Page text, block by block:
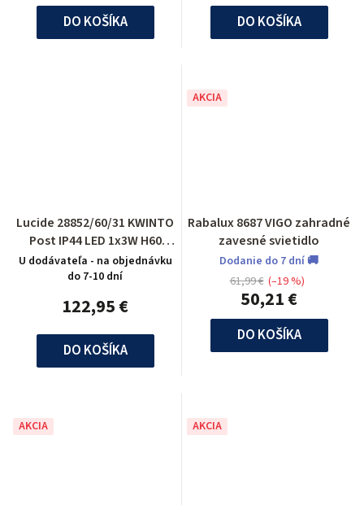
DO KOŠÍKA DO KOŠÍKA
Lucide 28852/60/31 KWINTO
Post IP44 LED 1x3W H60
B12cm White
U dodávateľa - na objednávku
do 7-10 dní
122,95 €
DO KOŠÍKA
AKCIA
Rabalux 8687 VIGO zahradné
zavesné svietidlo
Dodanie do 7 dní 🚚
50,21 €
61,99 € (–19 %)
DO KOŠÍKA
AKCIA AKCIA